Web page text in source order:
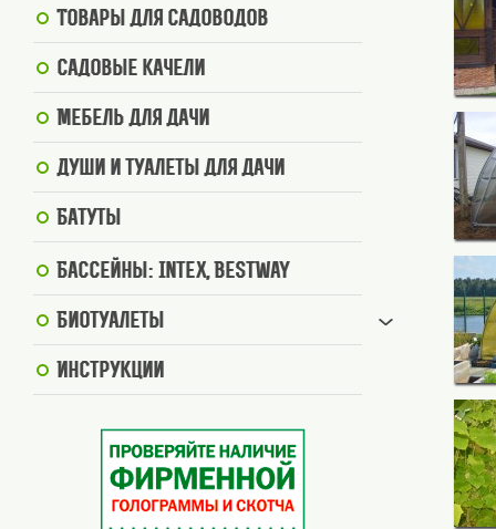
Товары для садоводов
Садовые качели
Мебель для дачи
Души и туалеты для дачи
Батуты
Бассейны: Intex, BestWay
Биотуалеты
Инструкции